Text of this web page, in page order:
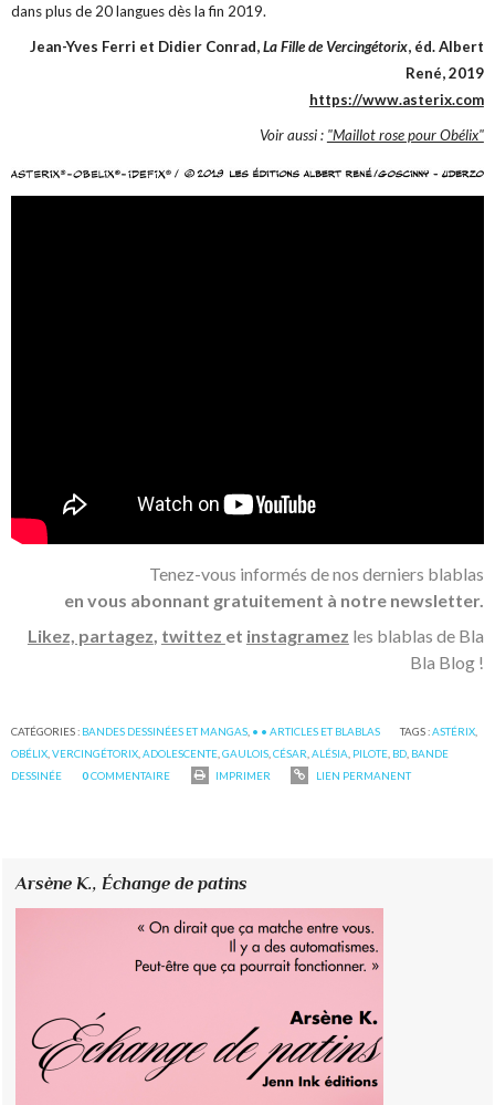
dans plus de 20 langues dès la fin 2019.
Jean-Yves Ferri et Didier Conrad,La Fille de Vercingétorix, éd. Albert
René, 2019
https://www.asterix.com
Voir aussi : "Maillot rose pour Obélix"
Tenez-vous informés de nos derniers blablas
en vous abonnant gratuitement à notre newsletter.
Likez, partagez twittez et instagramez les blablas de Bla
Bla Blog !
CATÉGORIES : BANDES DESSINÉES ET MANGAS • • ARTICLES ET BLABLAS TAGS :ASTÉRIX
OBÉLIX ,VERCINGÉTORIX ,ADOLESCENTE ,GAULOIS ,CÉSAR ,ALÉSIA PILOTE BD BANDE
DESSINÉE
0COMMENTAIRE IMPRIMER LIEN PERMANENT
Arsène K.,Échange de patins